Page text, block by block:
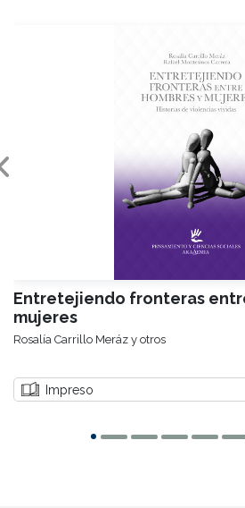
Entretejiendo fronteras
mujeres
Rosalía Carrillo Meráz y otros
Impreso